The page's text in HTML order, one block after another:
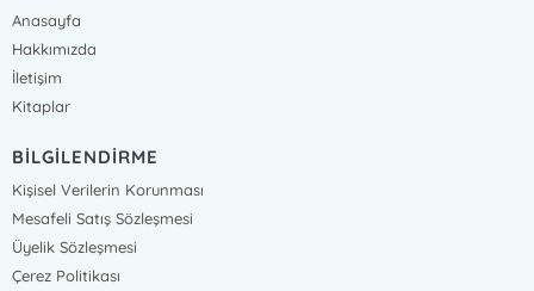
Anasayfa
Hakkımızda
İletişim
Kitaplar
BİLGİLENDİRME
Kişisel Verilerin Korunması
Mesafeli Satış Sözleşmesi
Üyelik Sözleşmesi
Çerez Politikası